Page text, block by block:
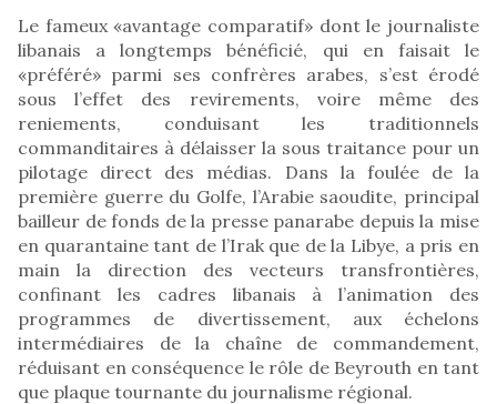
Le fameux «avantage comparatif» dont le journaliste
libanais a longtemps bénéficié, qui en faisait le
«préféré» parmi ses confrères arabes, s’est érodé
sous l’effet des revirements, voire même des
reniements, conduisant les traditionnels
commanditaires à délaisser la sous traitance pour un
pilotage direct des médias. Dans la foulée de la
première guerre du Golfe, l’Arabie saoudite, principal
bailleur de fonds de la presse panarabe depuis la mise
en quarantaine tant de l’Irak que de la Libye, a pris en
main la direction des vecteurs transfrontières,
confinant les cadres libanais à l’animation des
programmes de divertissement, aux échelons
intermédiaires de la chaîne de commandement,
réduisant en conséquence le rôle de Beyrouth en tant
que plaque tournante du journalisme régional.